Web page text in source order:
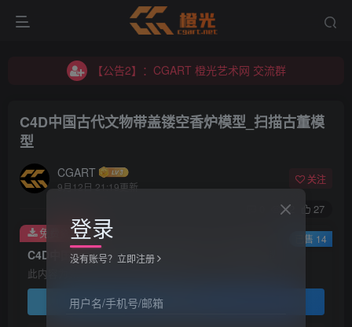
【公告2】：CGART 橙光艺术网 交流群
【公告2】：CGART 橙光艺术网 交流群
C4D中国古代文物带盖镂空香炉模型_扫描古董模
型
CGART
9月12日 21:19更新
关注
92 27
C4D中国古代文物带盖镂空香炉模型_扫描古董模型
此内容为免费资源，请登录后查看
登录查看
免费资源 已售 14
登录
没有账号？立即注册
用户名/手机号/邮箱